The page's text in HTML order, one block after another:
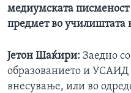
медиумската
предмет во училиштата
Јетон Шаќири: Заедно
образованието и УСАИД
внесување, или во